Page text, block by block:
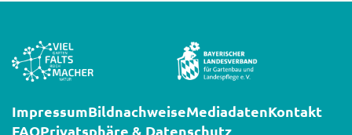
ImpressumBildnachweiseMediadatenKontakt
FAQPrivatsphäre & Datenschutz